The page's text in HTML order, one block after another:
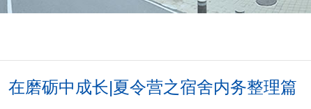
在磨砺中成长|夏令营之宿舍内务整理篇